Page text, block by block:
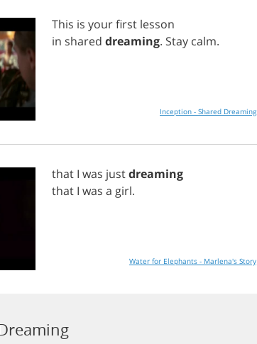
This is yourfirst lesson
in shared dreaming. Stay calm.
Inception - Shared Dreaming
that I was justdreaming
that I was a girl.
Water for Elephants - Marlena's Story